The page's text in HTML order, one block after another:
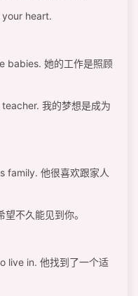
heart.
babies. 她的工作是照顾
我的梦想是成为
family. 他很喜欢跟家人
不久能见到你。
live in. 他找到了一个适